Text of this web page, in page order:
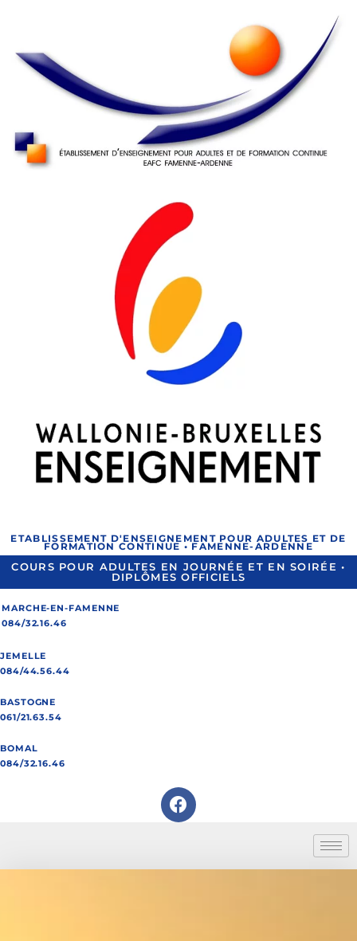
ETABLISSEMENT D'ENSEIGNEMENT POUR ADULTES ET DE
FORMATION CONTINUE • FAMENNE-ARDENNE
COURS POUR ADULTES EN JOURNÉE ET EN SOIRÉE •
DIPLÔMES OFFICIELS
MARCHE-EN-FAMENNE
084/32.16.46
JEMELLE
084/44.56.44
BASTOGNE
061/21.63.54
BOMAL
084/32.16.46